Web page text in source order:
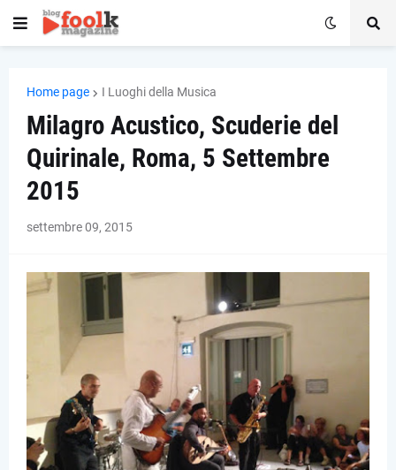
Home page I Luoghi della Musica
Milagro Acustico, Scuderie del
Quirinale, Roma, 5 Settembre
2015
settembre 09, 2015